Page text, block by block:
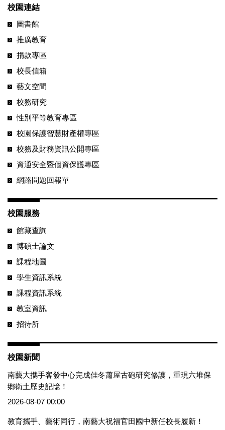
校園連結
圖書館
推廣教育
捐款專區
校長信箱
藝文空間
校務研究
性別平等教育專區
校園保護智慧財產權專區
校務及財務資訊公開專區
資通安全暨個資保護專區
網路問題回報單
校園服務
館藏查詢
博碩士論文
課程地圖
學生資訊系統
課程資訊系統
教室資訊
招待所
校園新聞
南藝大攜手客發中心完成佳冬蕭屋古砲研究修護，重現六堆保
鄉衛土歷史記憶！
2026-08-07 00:00
教育攜手、藝術同行，南藝大祝福官田國中新任校長履新！